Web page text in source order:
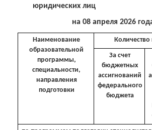
юридических лиц
на 08 апреля 2026
Наименование
образовательной
программы,
специальности,
направления
подготовки
За счет
бюджетных
ассигнований
федерального
бюджета